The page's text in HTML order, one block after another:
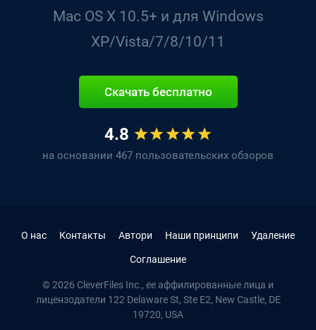
Mac OS X 10.5+ и для Windows
XP/Vista/7/8/10/11
Скачать бесплатно
4.8
на основании 467 пользовательских обзоров
О нас Контакты Автори Наши принципи Удаление
Соглашение
© 2026 CleverFiles Inc., ее аффилированные лица и
лицензодатели 122 Delaware St, Ste E2, New Castle, DE
19720, USA